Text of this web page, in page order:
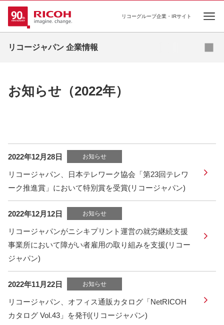
リコーグループ企業・IRサイト
リコージャパン 企業情報
お知らせ（2022年）
2022年12月28日 お知らせ
リコージャパン、日本テレワーク協会「第23回テレワ
ーク推進賞」において特別賞を受賞(リコージャパン)
2022年12月12日 お知らせ
リコージャパンがニシキプリント運営の就労継続支援
事業所において障がい者雇用の取り組みを支援(リコー
ジャパン)
2022年11月22日 お知らせ
リコージャパン、オフィス通販カタログ「NetRICOH
カタログ Vol.43」を発刊(リコージャパン)